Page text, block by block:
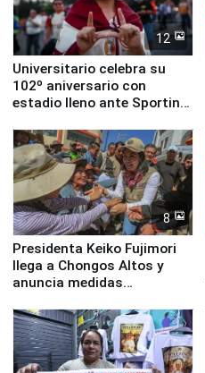
12
Universitario celebra su
102º aniversario con
estadio lleno ante Sporting
8
Presidenta Keiko Fujimori
llega a Chongos Altos y
anuncia medidas
educación, salud y empleo